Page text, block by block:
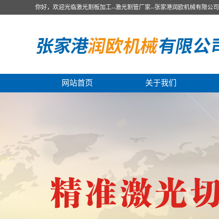
你好，欢迎光临激光割板加工--激光割管厂家--张家港润欧机械有限公
网站首页 关于我们